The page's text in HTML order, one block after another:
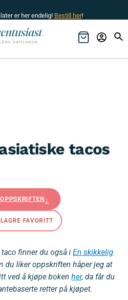
er her endelig! Bestill her!
tacos
finner du også i En skikkelig
du liker oppskriften håper jeg at
ved å kjøpe boken her, da får du
retter på kjøpet.